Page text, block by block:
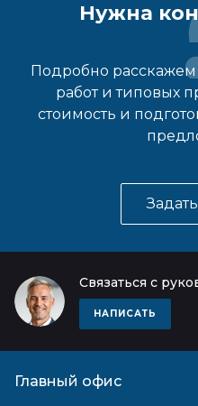
Нужна
Подробно расскажем
работ и типовых
стоимость и
Связаться с
НАПИСАТЬ
Главный офис